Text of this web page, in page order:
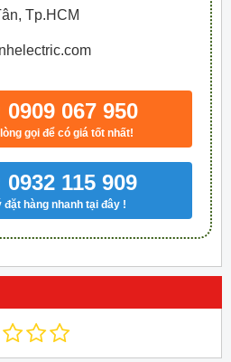
Tp.HCM
067 950
gọi để có giá tốt nhất!
115 909
đặt hàng nhanh tại đây !